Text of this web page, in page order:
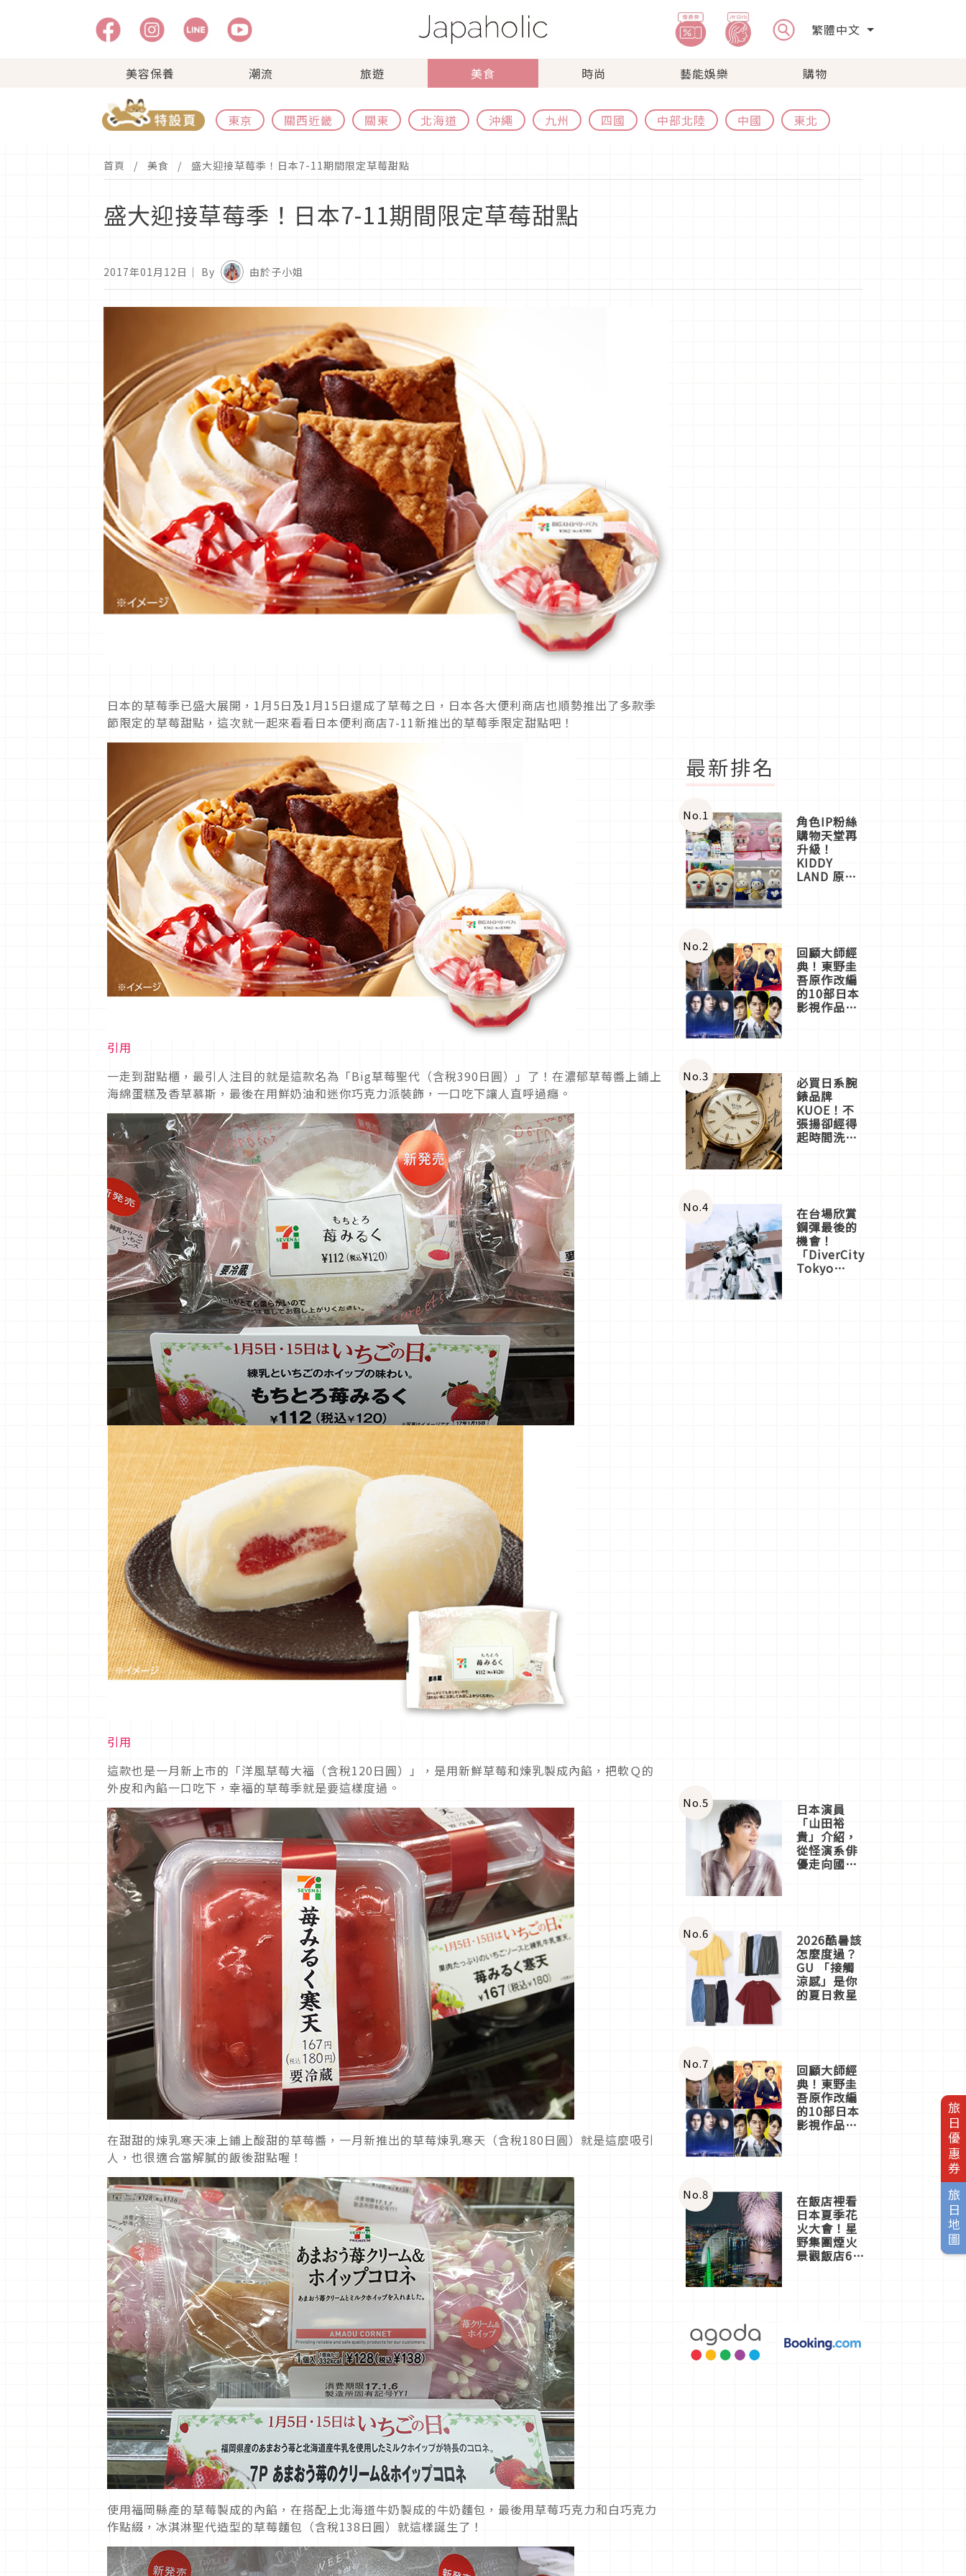
繁體中文
美容保養 潮流 旅遊 美食 時尚 藝能娛樂 購物
東京 關西近畿 關東 北海道 沖繩 九州 四國 中部北陸 中國 東北
旅日優惠券
旅日地圖
首頁 美食 盛大迎接草莓季！日本7-11期間限定草莓甜點
盛大迎接草莓季！日本7-11期間限定草莓甜點
2017年01月12日 ｜ By 由於子小姐
日本的草莓季已盛大展開，1月5日及1月15日還成了草莓之日，日本各大便利商店也順勢推出了多款季
節限定的草莓甜點，這次就一起來看看日本便利商店7-11新推出的草莓季限定甜點吧！
引用
一走到甜點櫃，最引人注目的就是這款名為「Big草莓聖代（含稅390日圓）」了！在濃郁草莓醬上鋪上
海綿蛋糕及香草慕斯，最後在用鮮奶油和迷你巧克力派裝飾，一口吃下讓人直呼過癮。
引用
這款也是一月新上市的「洋風草莓大福（含稅120日圓）」，是用新鮮草莓和煉乳製成內餡，把軟Ｑ的
外皮和內餡一口吃下，幸福的草莓季就是要這樣度過。
在甜甜的煉乳寒天凍上鋪上酸甜的草莓醬，一月新推出的草莓煉乳寒天（含稅180日圓）就是這麼吸引
人，也很適合當解膩的飯後甜點喔！
使用福岡縣產的草莓製成的內餡，在搭配上北海道牛奶製成的牛奶麵包，最後用草莓巧克力和白巧克力
作點綴，冰淇淋聖代造型的草莓麵包（含稅138日圓）就這樣誕生了！
最新排名
No.1 角色IP粉絲
購物天堂再
升級！
KIDDY
LAND 原宿
店3分即達
No.2 回顧大師經
典！東野圭
吾原作改編
的10部日本
影視作品推
No.3 必買日系腕
錶品牌
KUOE！不
張揚卻經得
起時間洗鍊
No.4 在台場欣賞
鋼彈最後的
機會！
「DiverCity
Tokyo
No.5 日本演員
「山田裕
貴」介紹，
從怪演系俳
優走向國民
No.6 2026酷暑該
怎麼度過？
GU 「接觸
涼感」是你
的夏日救星
No.7 回顧大師經
典！東野圭
吾原作改編
的10部日本
影視作品推
No.8 在飯店裡看
日本夏季花
火大會！星
野集團煙火
景觀飯店6